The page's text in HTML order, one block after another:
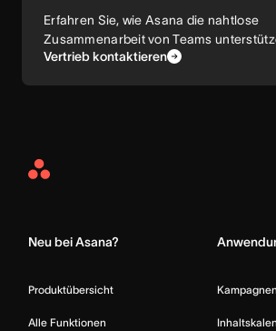
Erfahren Sie, wie Asana die nahtlose
Zusammenarbeit von Teams
Vertrieb kontaktieren
Asana
Neu bei Asana?
Produktübersicht
Alle Funktionen